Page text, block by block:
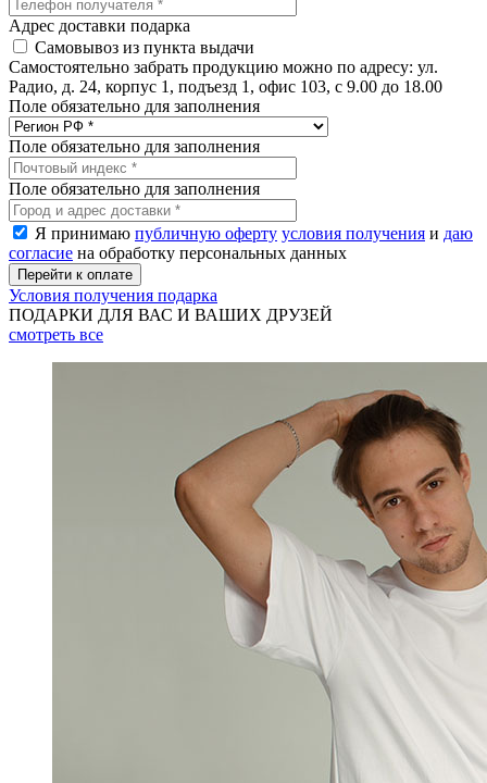
Адрес доставки подарка
Самовывоз из пункта выдачи
Самостоятельно забрать продукцию можно по адресу: ул.
Радио, д. 24, корпус 1, подъезд 1, офис 103, с 9.00 до 18.00
Поле обязательно для заполнения
Поле обязательно для заполнения
Поле обязательно для заполнения
Я принимаю публичную оферту условия получения и даю
согласие на обработку персональных данных
Условия получения подарка
ПОДАРКИ ДЛЯ ВАС И ВАШИХ ДРУЗЕЙ
смотреть все